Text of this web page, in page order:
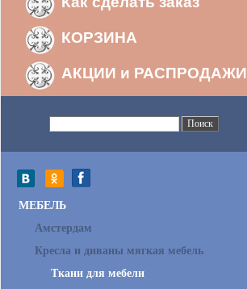
КОРЗИНА
АКЦИИ и РАСПРОДАЖИ
МЕБЕЛЬ
Амстердам
Кресла и диваны мягкая мебель
Ткани для мебели